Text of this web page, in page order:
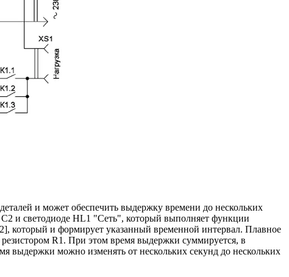
и может обеспечить выдержку времени до нескольких
и светодиоде HL1 "Сеть", который выполняет функции
который и формирует указанный временной интервал. Плавное
R1. При этом время выдержки суммируется, в
выдержки можно изменять от нескольких секунд до нескольких